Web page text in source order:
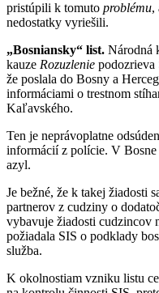
pristúpili k tomuto problému,
nedostatky vyriešili.
„Bosniansky“ list. Národná
kauze Rozuzlenie podozrieva
že poslala do Bosny a
informáciami o trestnom
Kaľavského.
Ten je neprávoplatne
informácií z polície. V
azyl.
Je bežné, že k takej žiadosti
partnerov z cudziny o
vybavuje žiadosti cudzincov
požiadala SIS o podklady
služba.
K okolnostiam vzniku listu